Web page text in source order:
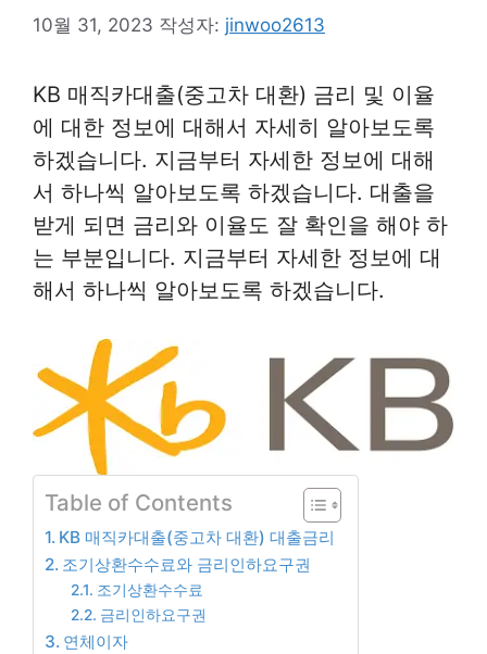
10월 31, 2023 작성자: jinwoo2613
KB 매직카대출(중고차 대환) 금리 및 이율
에 대한 정보에 대해서 자세히 알아보도록
하겠습니다. 지금부터 자세한 정보에 대해
서 하나씩 알아보도록 하겠습니다. 대출을
받게 되면 금리와 이율도 잘 확인을 해야 하
는 부분입니다. 지금부터 자세한 정보에 대
해서 하나씩 알아보도록 하겠습니다.
Table of Contents
KB 매직카대출(중고차 대환) 대출금리
조기상환수수료와 금리인하요구권
조기상환수수료
금리인하요구권
연체이자